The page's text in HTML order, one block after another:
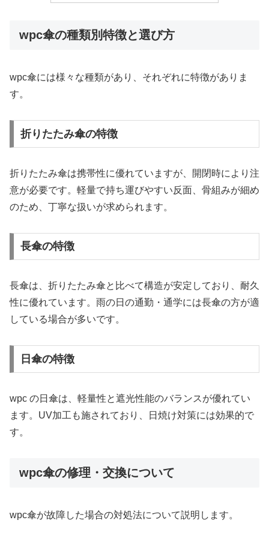
wpc傘の種類別特徴と選び方
wpc傘には様々な種類があり、それぞれに特徴がありま
す。
折りたたみ傘の特徴
折りたたみ傘は携帯性に優れていますが、開閉時により注
意が必要です。軽量で持ち運びやすい反面、骨組みが細め
のため、丁寧な扱いが求められます。
長傘の特徴
長傘は、折りたたみ傘と比べて構造が安定しており、耐久
性に優れています。雨の日の通勤・通学には長傘の方が適
している場合が多いです。
日傘の特徴
wpc の日傘は、軽量性と遮光性能のバランスが優れてい
ます。UV加工も施されており、日焼け対策には効果的で
す。
wpc傘の修理・交換について
wpc傘が故障した場合の対処法について説明します。